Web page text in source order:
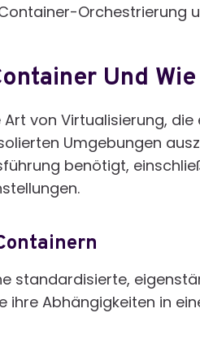
Orchestrierung
Und
von Virtualisierung,
Umgebungen
benötigt,
standardisierte,
ihre Abhängigkeiten in